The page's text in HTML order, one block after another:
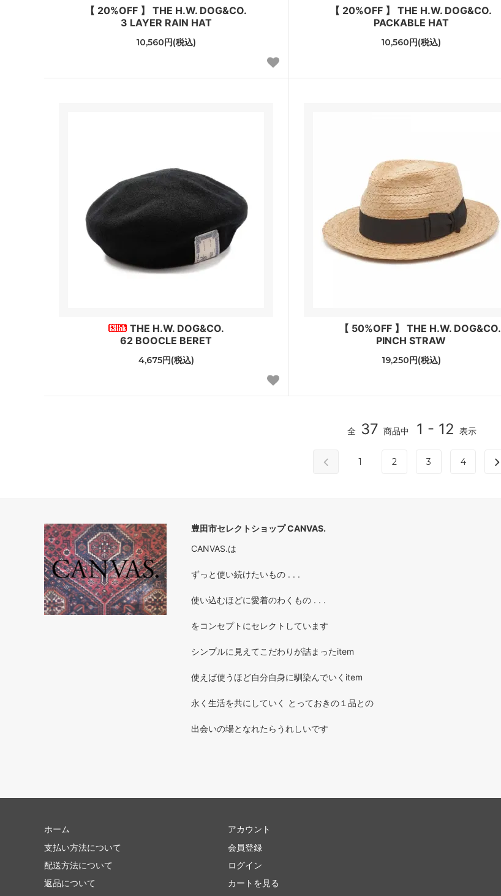
【 20%OFF 】 THE H.W. DOG&CO.
3 LAYER RAIN HAT
10,560円(税込)
【 20%OFF 】 THE H.W. DOG&CO.
PACKABLE HAT
10,560円(税込)
THE H.W. DOG&CO.
62 BOOCLE BERET
4,675円(税込)
【 50%OFF 】 THE H.W. DOG&CO.
PINCH STRAW
19,250円(税込)
全 37 商品中 1 - 12 表示
1 2 3 4
豊田市セレクトショップ CANVAS.
CANVAS.は
ずっと使い続けたいもの . . .
使い込むほどに愛着のわくもの . . .
をコンセプトにセレクトしています
シンプルに見えてこだわりが詰まったitem
使えば使うほど自分自身に馴染んでいくitem
永く生活を共にしていく とっておきの１品との
出会いの場となれたらうれしいです
ホーム
支払い方法について
配送方法について
返品について
アカウント
会員登録
ログイン
カートを見る